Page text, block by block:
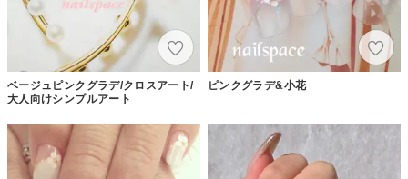
ベージュピンクグラデ/クロスアート/
大人向けシンプルアート
ピンクグラデ&小花